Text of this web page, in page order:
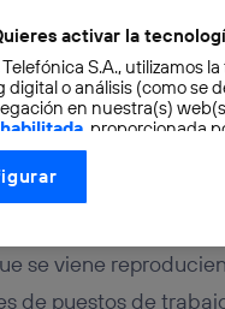
paro
se viene
de puestos de
activar la
S.A., utilizamos
digital o análisis (como se
en nuestra(s)
, proporcionada
consentimiento en cada
Utiq está diseñada
tu dirección IP y otra
a la conexión que utilizas